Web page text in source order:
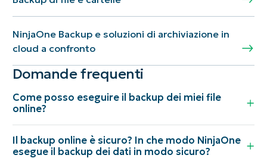
NinjaOne Backup e soluzioni di archiviazione in
cloud a confronto
Domande frequenti
Come posso eseguire il backup dei miei file
online?
Il backup online è sicuro? In che modo NinjaOne
esegue il backup dei dati in modo sicuro?